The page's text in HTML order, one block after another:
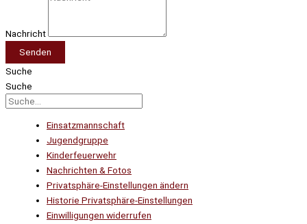
Nachricht
Senden
Suche
Suche
Einsatzmannschaft
Jugendgruppe
Kinderfeuerwehr
Nachrichten & Fotos
Privatsphäre-Einstellungen ändern
Historie Privatsphäre-Einstellungen
Einwilligungen widerrufen